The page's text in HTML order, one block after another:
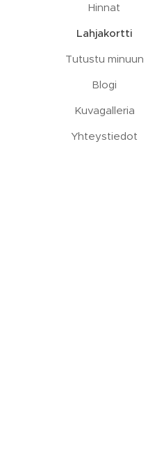
Hinnat
Lahjakortti
Tutustu minuun
Blogi
Kuvagalleria
Yhteystiedot